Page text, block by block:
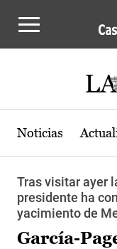
Noticias
Tras visitar ayer
presidente ha
yacimiento de
García-